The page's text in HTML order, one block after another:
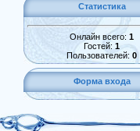
Статистика
Онлайн всего: 1
Гостей: 1
Пользователей: 0
Форма входа